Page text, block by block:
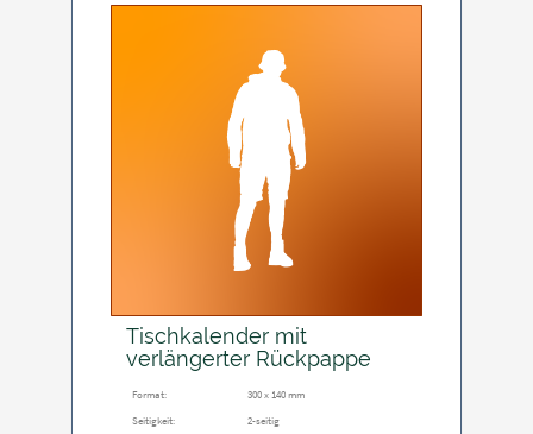
Tischkalender mit
verlängerter Rückpappe
Format:
300 x 140 mm
Seitigkeit:
2-seitig